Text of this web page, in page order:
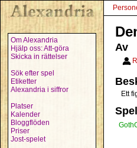
Om Alexandria
Hjälp oss: Att-göra
Skicka in rättelser
Sök efter spel
Etiketter
Alexandria i siffror
Platser
Kalender
Bloggflöden
Priser
Jost-spelet
Av
Ett